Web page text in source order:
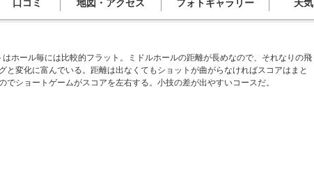
口コミ 地図・アクセス フォトギャラリー 天気
ホール毎には比較的フラット。ミドルホールの距離が長めなので、それなりの飛
変化に富んでいる。距離は出なくてもショットが曲がらなければスコアはまと
ショートゲームがスコアを左右する。小技の差が出やすいコースだ。